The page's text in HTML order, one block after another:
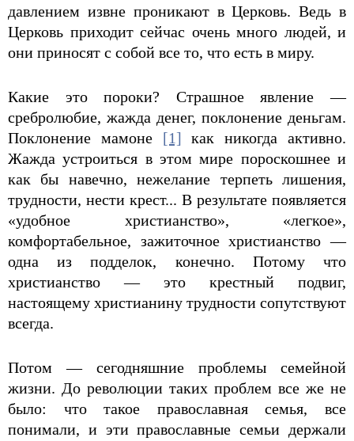
давлением извне проникают в Церковь. Ведь в
Церковь приходит сейчас очень много людей, и
они приносят с собой все то, что есть в миру.
Какие это пороки? Страшное явление —
сребролюбие, жажда денег, поклонение деньгам.
Поклонение мамоне [1] как никогда активно.
Жажда устроиться в этом мире пороскошнее и
как бы навечно, нежелание терпеть лишения,
трудности, нести крест... В результате появляется
«удобное христианство», «легкое»,
комфортабельное, зажиточное христианство —
одна из подделок, конечно. Потому что
христианство — это крестный подвиг,
настоящему христианину трудности сопутствуют
всегда.
Потом — сегодняшние проблемы семейной
жизни. До революции таких проблем все же не
было: что такое православная семья, все
понимали, и эти православные семьи держали